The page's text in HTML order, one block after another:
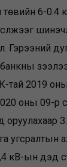
төвийн 6-0.4
сүлжээг
Гэрээний
тай 2019
оны 09-р
оруулахаар
угсралтын
кВ-ын дэд